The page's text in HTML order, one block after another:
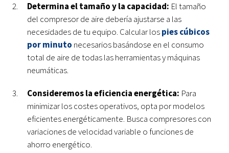
Determina el tamaño y la capacidad: El tamaño
del compresor de aire debería ajustarse a las
necesidades de tu equipo. Calcular lospies cúbicos
por minuto necesarios basándose en el consumo
total de aire de todas las herramientas y máquinas
neumáticas.
Consideremos la eficiencia energética: Para
minimizar los costes operativos, opta por modelos
eficientes energéticamente. Busca compresores con
variaciones de velocidad variable o funciones de
ahorro energético.